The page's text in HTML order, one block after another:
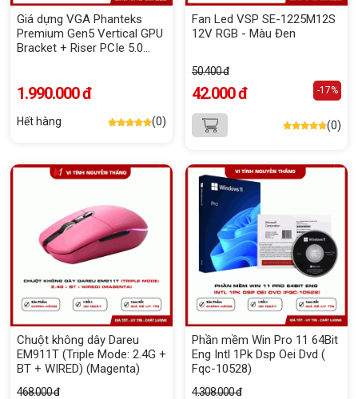
Giá dựng VGA Phanteks
Premium Gen5 Vertical GPU
Bracket + Riser PCIe 5.0
1.990.000 đ
Hết hàng (0)
Fan Led VSP SE-1225M12S
12V RGB - Màu Đen
50.400 đ
42.000 đ -17%
(0)
Chuột không dây Dareu
EM911T (Triple Mode: 2.4G +
BT + WIRED) (Magenta)
468.000 đ
Phần mềm Win Pro 11 64Bit
Eng Intl 1Pk Dsp Oei Dvd (
Fqc-10528)
4.308.000 đ